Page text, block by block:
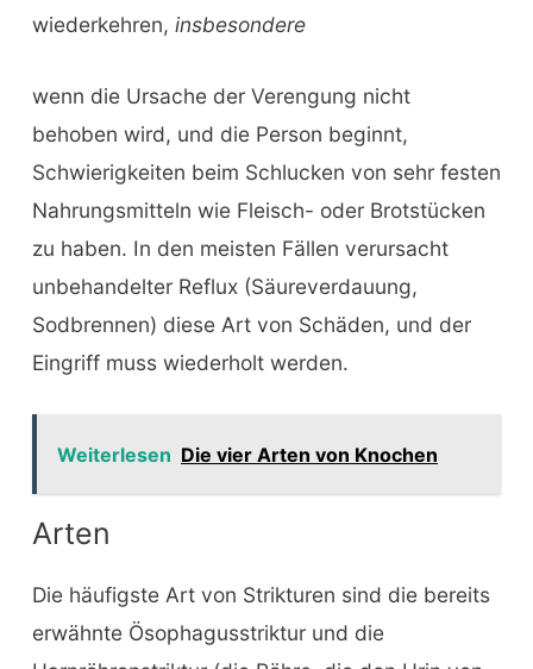
wiederkehren, insbesondere
wenn die Ursache der Verengung nicht
behoben wird, und die Person beginnt,
Schwierigkeiten beim Schlucken von sehr festen
Nahrungsmitteln wie Fleisch- oder Brotstücken
zu haben. In den meisten Fällen verursacht
unbehandelter Reflux (Säureverdauung,
Sodbrennen) diese Art von Schäden, und der
Eingriff muss wiederholt werden.
Weiterlesen Die vier Arten von Knochen
Arten
Die häufigste Art von Strikturen sind die bereits
erwähnte Ösophagusstriktur und die